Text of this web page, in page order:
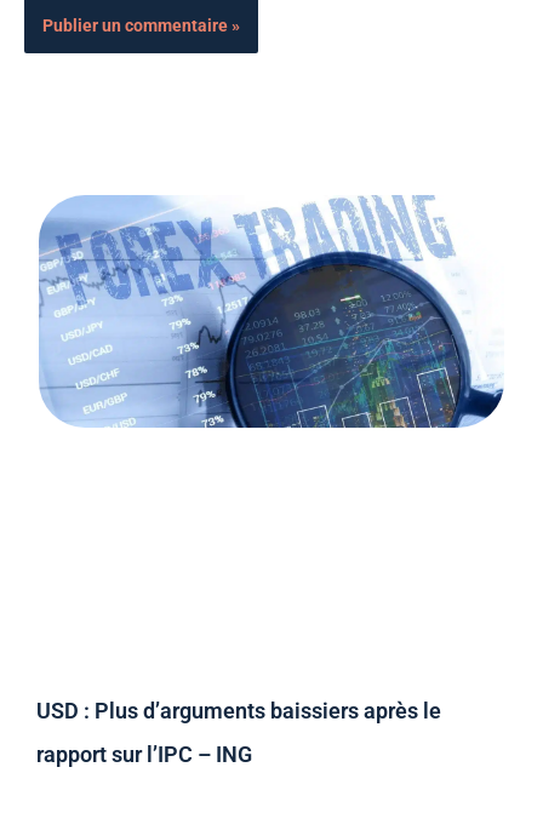
USD : Plus d’arguments baissiers après le
rapport sur l’IPC – ING